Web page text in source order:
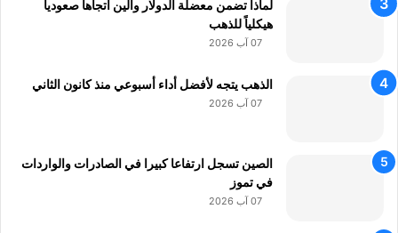
لماذا تضمن معضلة الدولار والين اتجاهاً صعودياً
هيكلياً للذهب
07 آب 2026
الذهب يتجه لأفضل أداء أسبوعي منذ كانون الثاني
07 آب 2026
الصين تسجل ارتفاعا كبيرا في الصادرات والواردات
في تموز
07 آب 2026